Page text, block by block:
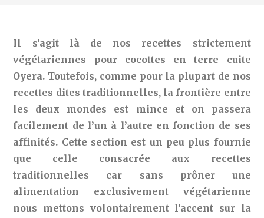
Il s’agit là de nos recettes strictement
végétariennes pour cocottes en terre cuite
Oyera. Toutefois, comme pour la plupart de nos
recettes dites traditionnelles, la frontière entre
les deux mondes est mince et on passera
facilement de l’un à l’autre en fonction de ses
affinités. Cette section est un peu plus fournie
que celle consacrée aux recettes
traditionnelles car sans prôner une
alimentation exclusivement végétarienne
nous mettons volontairement l’accent sur la